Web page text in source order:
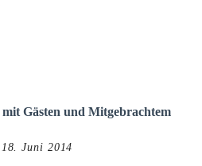
Gästen und Mitgebrachtem
18. Juni 2014